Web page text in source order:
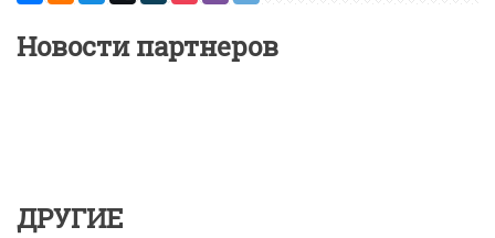
Новости партнеров
ДРУГИЕ